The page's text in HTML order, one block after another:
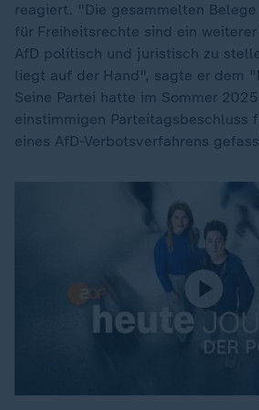
reagiert. "Die gesammelten
für Freiheitsrechte sind ein
AfD politisch und juristisch zu
liegt auf der Hand", sagte er dem
Seine Partei hatte im Sommer
einstimmigen Parteitagsbeschluss
eines AfD-Verbotsverfahrens